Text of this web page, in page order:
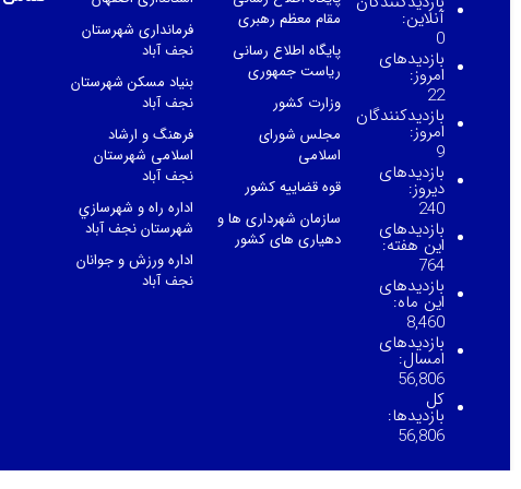
آنلاین:
0
بازدیدهای
امروز:
22
بازدیدکنندگان
امروز:
9
بازدیدهای
دیروز:
240
بازدیدهای
این هفته:
764
بازدیدهای
این ماه:
8,460
بازدیدهای
امسال:
56,806
کل
بازدیدها:
56,806
مقام معظم رهبری
پایگاه اطلاع رسانی
ریاست جمهوری
وزارت کشور
مجلس شورای
اسلامی
قوه قضاییه کشور
سازمان شهرداری ها و
دهیاری های کشور
فرمانداری شهرستان
نجف آباد
بنیاد مسکن شهرستان
نجف آباد
فرهنگ و ارشاد
اسلامی شهرستان
نجف آباد
اداره راه و شهرسازي
شهرستان نجف آباد
اداره ورزش و جوانان
نجف آباد